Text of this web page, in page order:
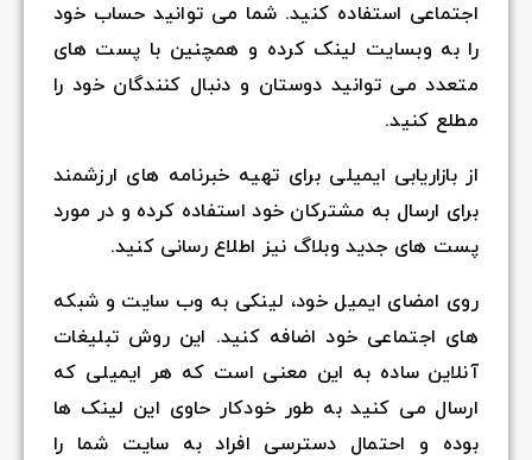
اجتماعی استفاده کنید. شما می توانید حساب خود
را به وبسایت لینک کرده و همچنین با پست های
متعدد می توانید دوستان و دنبال کنندگان خود را
مطلع کنید.
از بازاریابی ایمیلی برای تهیه خبرنامه های ارزشمند
برای ارسال به مشترکان خود استفاده کرده و در مورد
پست های جدید وبلاگ نیز اطلاع رسانی کنید.
روی امضای ایمیل خود، لینکی به وب سایت و شبکه
های اجتماعی خود اضافه کنید. این روش تبلیغات
آنلاین ساده به این معنی است که هر ایمیلی که
ارسال می کنید به طور خودکار حاوی این لینک ها
بوده و احتمال دسترسی افراد به سایت شما را